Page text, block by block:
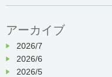
アーカイブ
2026/7
2026/6
2026/5